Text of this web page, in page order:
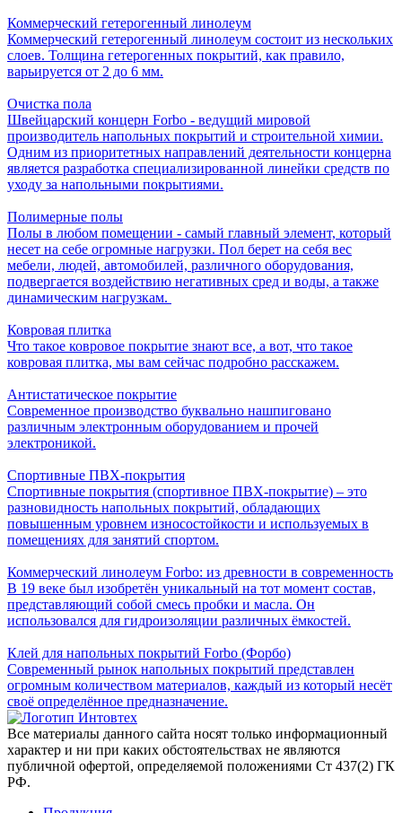
Коммерческий гетерогенный линолеум
Коммерческий гетерогенный линолеум состоит из нескольких
слоев. Толщина гетерогенных покрытий, как правило,
варьируется от 2 до 6 мм.
Очистка пола
Швейцарский концерн Forbo - ведущий мировой
производитель напольных покрытий и строительной химии.
Одним из приоритетных направлений деятельности концерна
является разработка специализированной линейки средств по
уходу за напольными покрытиями.
Полимерные полы
Полы в любом помещении - самый главный элемент, который
несет на себе огромные нагрузки. Пол берет на себя вес
мебели, людей, автомобилей, различного оборудования,
подвергается воздействию негативных сред и воды, а также
динамическим нагрузкам.
Ковровая плитка
Что такое ковровое покрытие знают все, а вот, что такое
ковровая плитка, мы вам сейчас подробно расскажем.
Антистатическое покрытие
Современное производство буквально нашпиговано
различным электронным оборудованием и прочей
электроникой.
Спортивные ПВХ-покрытия
Спортивные покрытия (спортивное ПВХ-покрытие) – это
разновидность напольных покрытий, обладающих
повышенным уровнем износостойкости и используемых в
помещениях для занятий спортом.
Коммерческий линолеум Forbo: из древности в современность
В 19 веке был изобретён уникальный на тот момент состав,
представляющий собой смесь пробки и масла. Он
использовался для гидроизоляции различных ёмкостей.
Клей для напольных покрытий Forbo (Форбо)
Современный рынок напольных покрытий представлен
огромным количеством материалов, каждый из который несёт
своё определённое предназначение.
Все материалы данного сайта носят только информационный
характер и ни при каких обстоятельствах не являются
публичной офертой, определяемой положениями Ст 437(2) ГК
РФ.